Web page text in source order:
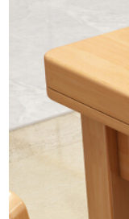
のセットの白黒相杀-
黒沙架の一つのテー
ブル4つの椅子